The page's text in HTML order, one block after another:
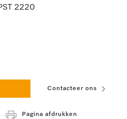
2220
Contacteer ons
Pagina afdrukken